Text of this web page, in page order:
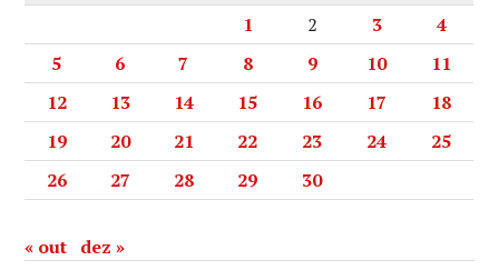
1 2 3
4
5
6 7 8 9 10
11
12
13 14 15 16 17
18
19
20 21 22 23 24
25
26
27 28 29 30
« out dez »